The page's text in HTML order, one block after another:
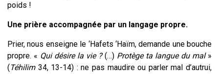
poids !
Une prière accompagnée par un langage propre.
Prier, nous enseigne le ‘Hafets ‘Haïm, demande une bouche
propre. « Qui désire la vie ?(…) Protège ta langue du mal »
( Téhilim34, 13-14) : ne pas maudire ou parler mal d’autrui,